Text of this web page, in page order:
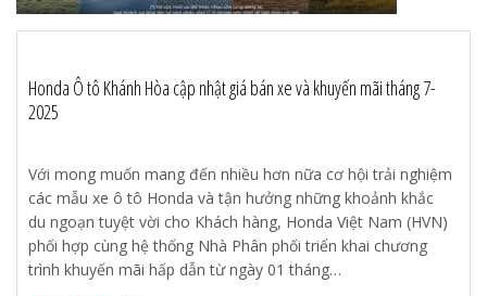
Honda Ô tô Khánh Hòa cập nhật giá bán xe và khuyến mãi tháng 7-
2025
Với mong muốn mang đến nhiều hơn nữa cơ hội trải nghiệm
các mẫu xe ô tô Honda và tận hưởng những khoảnh khắc
du ngoạn tuyệt vời cho Khách hàng, Honda Việt Nam (HVN)
phối hợp cùng hệ thống Nhà Phân phối triển khai chương
trình khuyến mãi hấp dẫn từ ngày 01 tháng…